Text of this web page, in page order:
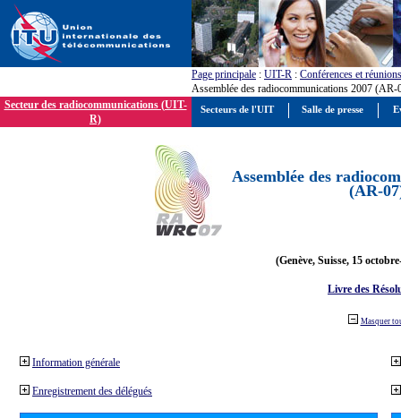
Page principale : UIT-R : Conférences et réunions
Assemblée des radiocommunications 2007 (AR-
Secteur des radiocommunications (UIT-
R)
Assemblée des
(AR-
(Genève, Suisse, 15
Livre des
Masquer
Information générale
Enregistrement des délégués
Secteurs de l'UIT Salle de presse